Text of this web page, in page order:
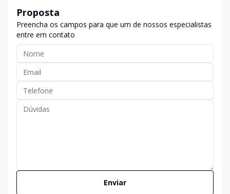
Proposta
Preencha os campos para que um de nossos especialistas
entre em contato
Enviar